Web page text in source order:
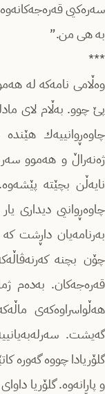
سەرەكیی
بە هی من.”
***
وەڵامی نامەكە لە
پێ چوو. بەڵام لای
چاوەڕوانییەك
ژەنەراڵ و هەموو
نایەڵن بچێتە
چاوەڕوانیی دیداری
بەرنامەیان داڕشت
چۆن بچنە
قەرەجەكان. بەدەم
هەڵواسراوەكەی
گەیشت.
گلۆریادا چووە گەورە
و پاڕانەوە. گلۆریا